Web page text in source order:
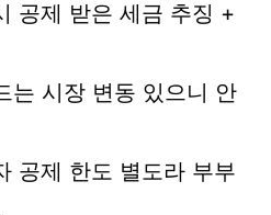
공제 받은 세금 추징 +
는 시장 변동 있으니 안
공제 한도 별도라 부부